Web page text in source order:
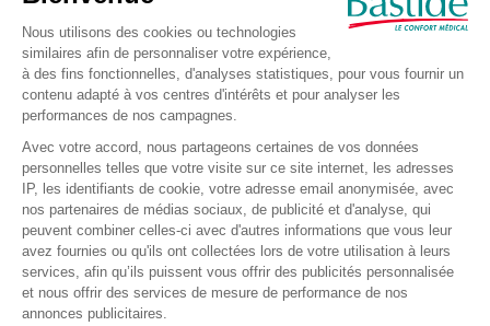
*
Prénom
*
Email